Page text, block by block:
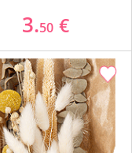
3.50 €